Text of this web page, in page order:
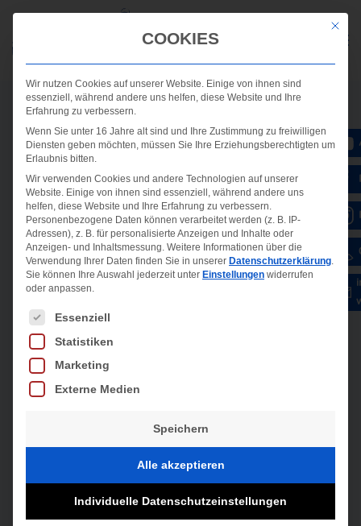
Mit
COOKIES
Wir nutzen Cookies auf unserer Website. Einige von ihnen sind
essenziell, während andere uns helfen, diese Website und Ihre
Erfahrung zu verbessern.
Wenn Sie unter 16 Jahre alt sind und Ihre Zustimmung zu freiwilligen
Diensten geben möchten, müssen Sie Ihre Erziehungsberechtigten um
Erlaubnis bitten.
Wir verwenden Cookies und andere Technologien auf unserer
Website. Einige von ihnen sind essenziell, während andere uns
helfen, diese Website und Ihre Erfahrung zu verbessern.
Personenbezogene Daten können verarbeitet werden (z. B. IP-
Adressen), z. B. für personalisierte Anzeigen und Inhalte oder
Anzeigen- und Inhaltsmessung. Weitere Informationen über die
Verwendung Ihrer Daten finden Sie in unserer Datenschutzerklärung.
Sie können Ihre Auswahl jederzeit unter Einstellungen widerrufen
oder anpassen.
Es folgt eine Liste der Service-Gruppen, für die
Essenziell
Statistiken
Marketing
Externe Medien
Speichern
Alle akzeptieren
Individuelle Datenschutzeinstellungen